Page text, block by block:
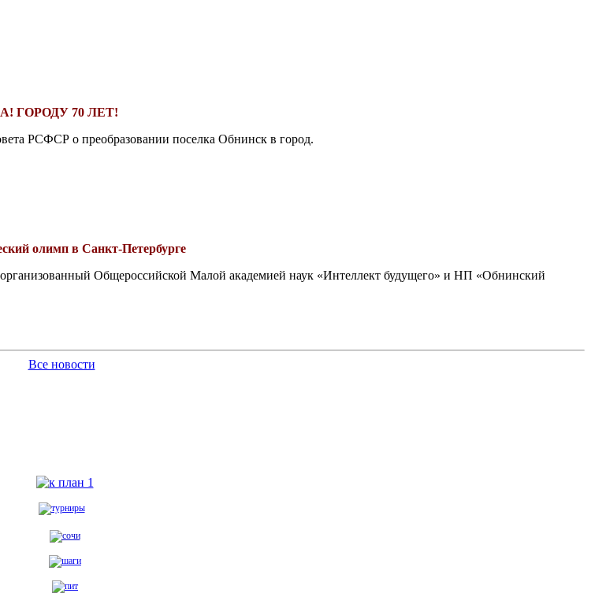
ГОРОДУ 70 ЛЕТ!
РСФСР о преобразовании поселка Обнинск в город.
олимп в Санкт-Петербурге
Общероссийской Малой академией наук «Интеллект будущего» и НП «Обнинский
Все новости